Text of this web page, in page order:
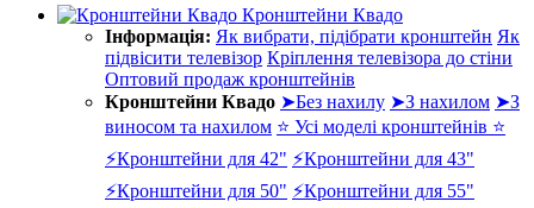
Кронштейни Квадо
Інформація: Як вибрати, підібрати кронштейн Як
підвісити телевізор Кріплення телевізора до стіни
Оптовий продаж кронштейнів
Кронштейни Квадо ➤Без нахилу ➤З нахилом ➤З
виносом та нахилом ⭐ Усі моделі кронштейнів ⭐
⚡Кронштейни для 42" ⚡Кронштейни для 43"
⚡Кронштейни для 50" ⚡Кронштейни для 55"